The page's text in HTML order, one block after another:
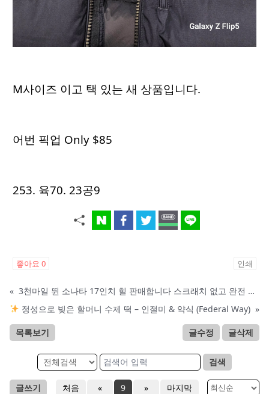
M사이즈 이고 택 있는 새 상품입니다.
어번 픽업 Only $85
253. 육70. 23공9
좋아요 0 인쇄
«
3천마일 뛴 소나타 17인치 힐 판매합니다 스크래치 없고 완전 세거입니다 가격은 400불입니다..연락처는 253-221-5670
정성으로 빚은 할머니 수제 떡 – 인절미 & 약식 (Federal Way) »
목록보기 글수정 글삭제
검색
글쓰기 처음 « 9 » 마지막